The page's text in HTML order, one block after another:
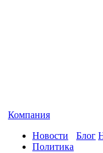
Компания
Новости
Политика
Блог